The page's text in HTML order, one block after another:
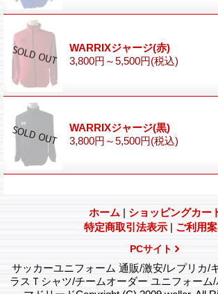
WARRIXジャージ(赤)
3,800円～5,500円(税込)
WARRIXジャージ(黒)
3,800円～5,500円(税込)
ホーム | ショッピングカー
特定商取引法表示 | ご利用
PCサイト
サッカーユニフォーム 通販/激安/レプリカ/
ラスＴシャツ/チームオーダー ユニフォーム